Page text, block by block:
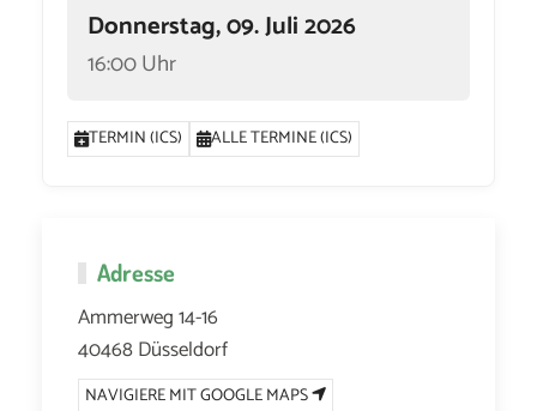
Donnerstag, 09. Juli 2026
16:00 Uhr
TERMIN (ICS) ALLE TERMINE (ICS)
Adresse
Ammerweg 14-16
40468 Düsseldorf
NAVIGIERE MIT GOOGLE MAPS